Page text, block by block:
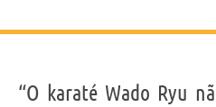
“O karaté Wado Ryu